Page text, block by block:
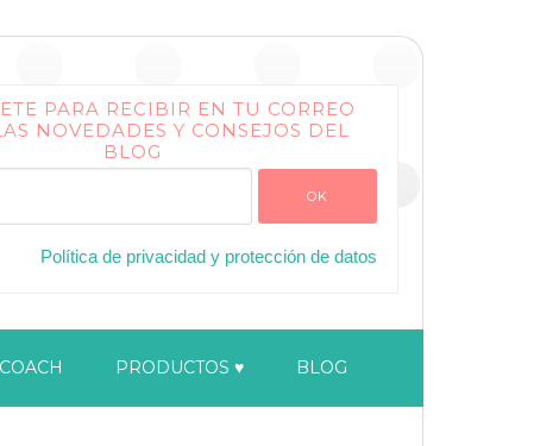
PARA RECIBIR EN TU CORREO
NOVEDADES Y CONSEJOS DEL
BLOG
Política de privacidad y protección de datos
PRODUCTOS ♥ BLOG